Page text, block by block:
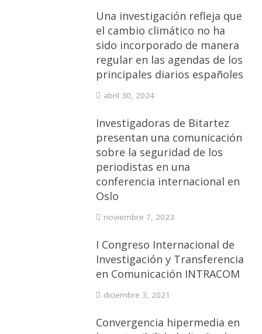
Una investigación refleja que
el cambio climático no ha
sido incorporado de manera
regular en las agendas de los
principales diarios españoles
abril 30, 2024
Investigadoras de Bitartez
presentan una comunicación
sobre la seguridad de los
periodistas en una
conferencia internacional en
Oslo
noviembre 7, 2023
I Congreso Internacional de
Investigación y Transferencia
en Comunicación INTRACOM
diciembre 3, 2021
Convergencia hipermedia en